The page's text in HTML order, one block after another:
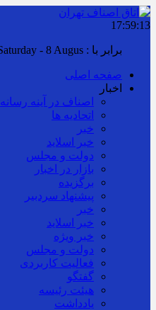
17:59:17
برابر با : Saturday - 8 August - 2026
صفحه اصلی
اخبار
اصناف در آینه رسانه
اتحادیه ها
خبر
خبر اسلايد
دولت و مجلس
بازار در اخبار
برگزیده
پیشنهاد سردبیر
خبر
خبر اسلايد
خبر ویژه
دولت و مجلس
فعالیت کاربردی
گفتگو
هیئت رئیسه
یادداشت